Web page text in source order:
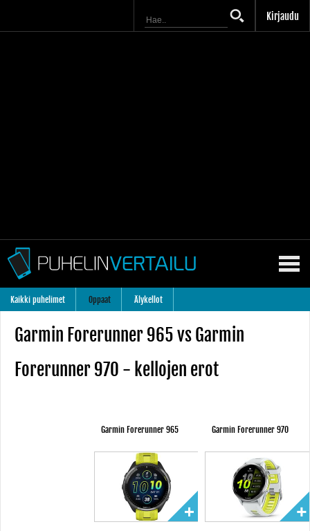
Kirjaudu
Kaikki puhelimet Oppaat Älykellot
Garmin Forerunner 965 vs Garmin
Forerunner 970 - kellojen erot
Garmin Forerunner 965 Garmin Forerunner 970